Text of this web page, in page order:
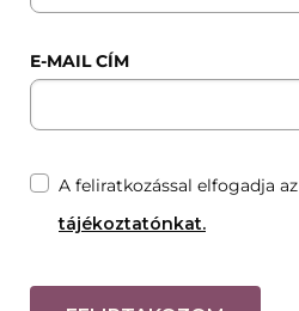
E-MAIL CÍM
A feliratkozással elfogadja az
tájékoztatónkat.